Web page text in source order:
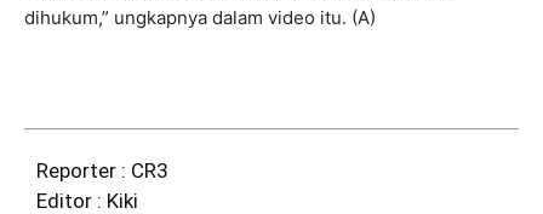
dihukum,” ungkapnya dalam video itu. (A)
Reporter : CR3
Editor : Kiki